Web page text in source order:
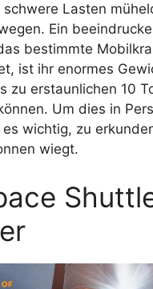
schwere Lasten
Ein
bestimmte
ist ihr enormes
zu erstaunlichen 10
Um dies in
wichtig, zu
wiegt.